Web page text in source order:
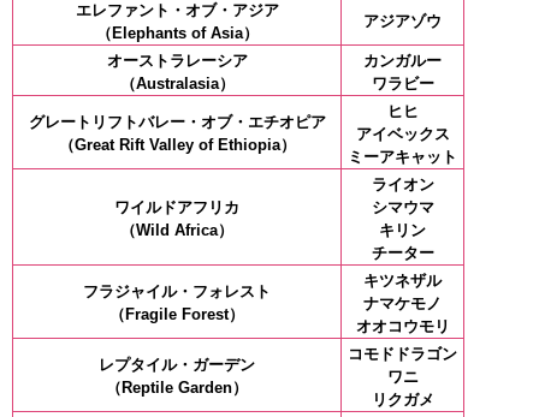
エレファント・オブ・アジア
（Elephants of Asia）
アジアゾウ
オーストラレーシア
（Australasia）
カンガルー
ワラビー
グレートリフトバレー・オブ・エチオピア
（Great Rift Valley of Ethiopia）
ヒヒ
アイベックス
ミーアキャット
ワイルドアフリカ
（Wild Africa）
ライオン
シマウマ
キリン
チーター
フラジャイル・フォレスト
（Fragile Forest）
キツネザル
ナマケモノ
オオコウモリ
レプタイル・ガーデン
（Reptile Garden）
コモドドラゴン
ワニ
リクガメ